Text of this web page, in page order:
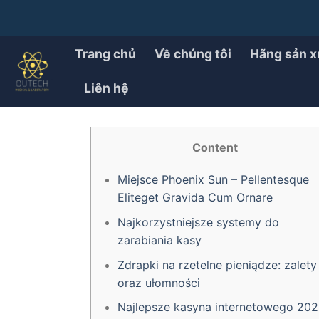
dung
Trang chủ Về chúng tôi Hãng sản
Liên hệ
Gry w pieniądze
ĐÃ ĐĂNG TRÊN
Content
Miejsce Phoenix Sun – Pellentesque
Eliteget Gravida Cum Ornare
Najkorzystniejsze systemy do
zarabiania kasy
Zdrapki na rzetelne pieniądze: zalety
oraz ułomności
Najlepsze kasyna internetowego